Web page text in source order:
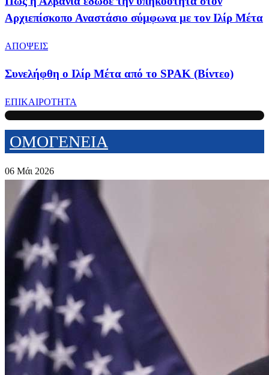
Αρχιεπίσκοπο Αναστάσιο σύμφωνα με τον Ιλίρ Μέτα
ΑΠΟΨΕΙΣ
Συνελήφθη ο Ιλίρ Μέτα από το SPAK (Βίντεο)
ΕΠΙΚΑΙΡΟΤΗΤΑ
ΟΜΟΓΕΝΕΙΑ
06 Μάι 2026